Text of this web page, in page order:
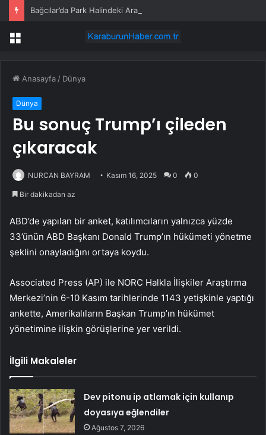
Bağcılar’da Park Halindeki Araçta Erkek Cesedi Bulundu
Menü
Anasayfa / Dünya
Dünya
Bu sonuç Trump’ı çileden
çıkaracak
NURCAN BAYRAM Kasım 16, 2025 0 0
Bir dakikadan az
ABD’de yapılan bir anket, katılımcıların yalnızca yüzde
33’ünün ABD Başkanı Donald Trump’ın hükümeti yönetme
şeklini onayladığını ortaya koydu.
Associated Press (AP) ile NORC Halkla İlişkiler Araştırma
Merkezi’nin 6-10 Kasım tarihlerinde 1143 yetişkinle yaptığı
ankette, Amerikalıların Başkan Trump’ın hükümet
yönetimine ilişkin görüşlerine yer verildi.
İlgili Makaleler
Dev pitonu ip atlamak için kullanıp
doyasıya eğlendiler
Ağustos 7, 2026